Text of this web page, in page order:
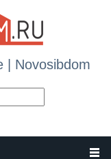
| Novosibdom